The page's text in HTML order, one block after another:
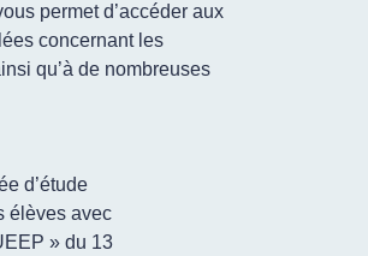
permet d’accéder aux
concernant les
qu’à de nombreuses
d’étude
élèves avec
» du 13